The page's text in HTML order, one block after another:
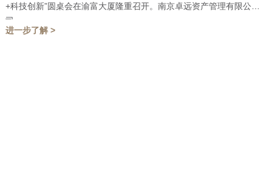
+科技创新”圆桌会在渝富大厦隆重召开。南京卓远资产管理有限公
司...
进一步了解 >